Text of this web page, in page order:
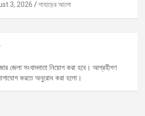
3, 2026 পাহাড়ের আলো
জেলা সংবাদদাতা নিয়োগ করা হবে। আগ্রহীগণ
করতে অনুরোধ করা হলো।